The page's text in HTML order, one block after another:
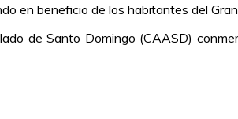
en beneficio de los habitantes del
de Santo Domingo (CAASD)